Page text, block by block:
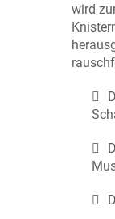
wird